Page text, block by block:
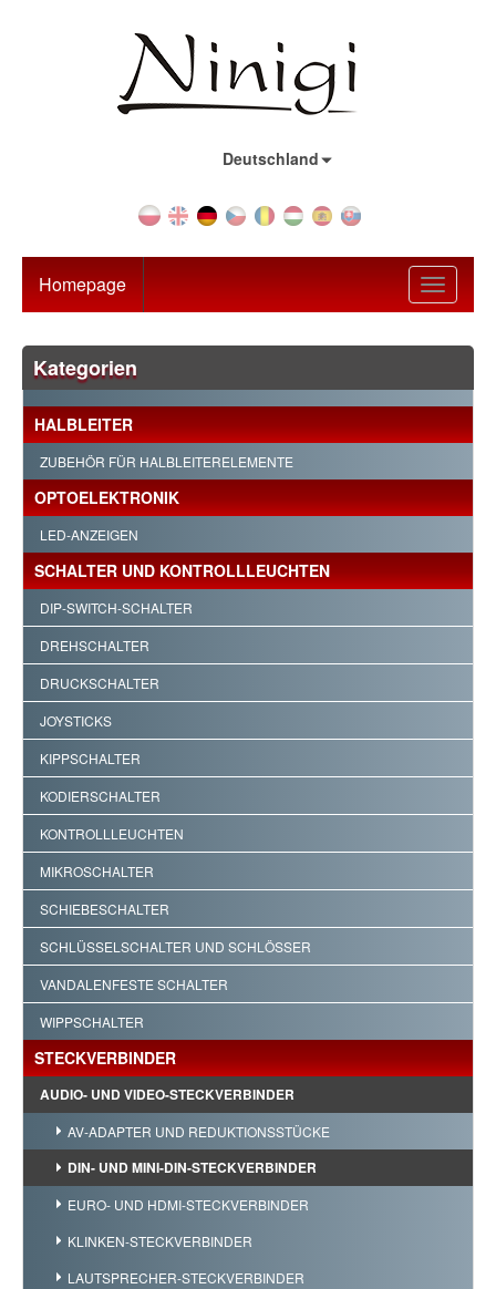
Deutschland
Toggle
Homepage
Kategorien
HALBLEITER
ZUBEHÖR FÜR HALBLEITERELEMENTE
OPTOELEKTRONIK
LED-ANZEIGEN
SCHALTER UND KONTROLLLEUCHTEN
DIP-SWITCH-SCHALTER
DREHSCHALTER
DRUCKSCHALTER
JOYSTICKS
KIPPSCHALTER
KODIERSCHALTER
KONTROLLLEUCHTEN
MIKROSCHALTER
SCHIEBESCHALTER
SCHLÜSSELSCHALTER UND SCHLÖSSER
VANDALENFESTE SCHALTER
WIPPSCHALTER
STECKVERBINDER
AUDIO- UND VIDEO-STECKVERBINDER
AV-ADAPTER UND REDUKTIONSSTÜCKE
DIN- UND MINI-DIN-STECKVERBINDER
EURO- UND HDMI-STECKVERBINDER
KLINKEN-STECKVERBINDER
LAUTSPRECHER-STECKVERBINDER